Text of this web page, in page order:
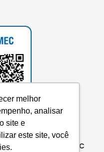
melhor
analisar
site e
este site, você
instituição no e-MEC